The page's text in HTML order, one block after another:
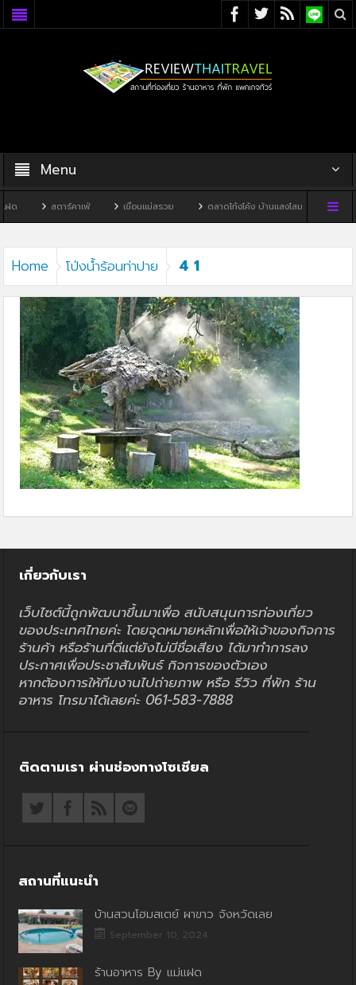
Menu
สตาร์คาเฟ่ เขื่อนแม่สรวย ตลาดโก้งโค้ง บ้านแสงโสม ทิวผาค
Home โป่งน้ำร้อนท่าปาย 4 1
เกี่ยวกับเรา
เว็บไซต์นี้ถูกพัฒนาขึ้นมาเพื่อ สนับสนุนการท่องเที่ยว
ของประเทศไทยค่ะ โดยจุดหมายหลักเพื่อให้เจ้าของกิจการ
ร้านค้า หรือร้านที่ดีแต่ยังไม่มีชื่อเสียง ได้มาทำการลง
ประกาศเพื่อประชาสัมพันธ์ กิจการของตัวเอง
หากต้องการให้ทีมงานไปถ่ายภาพ หรือ รีวิว ที่พัก ร้าน
อาหาร โทรมาได้เลยค่ะ 061-583-7888
ติดตามเรา ผ่านช่องทางโซเชียล
สถานที่แนะนำ
บ้านสวนโฮมสเตย์ ผาขาว จังหวัดเลย
September 10, 2024
ร้านอาหาร By แม่แฝด